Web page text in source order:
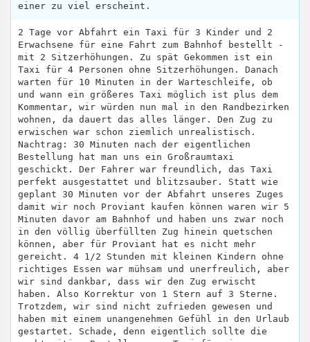
einer zu viel erscheint.
2 Tage vor Abfahrt ein Taxi für 3 Kinder und 2
Erwachsene für eine Fahrt zum Bahnhof bestellt -
mit 2 Sitzerhöhungen. Zu spät Gekommen ist ein
Taxi für 4 Personen ohne Sitzerhöhungen. Danach
warten für 10 Minuten in der Warteschleife, ob
und wann ein größeres Taxi möglich ist plus dem
Kommentar, wir würden nun mal in den Randbezirken
wohnen, da dauert das alles länger. Den Zug zu
erwischen war schon ziemlich unrealistisch.
Nachtrag: 30 Minuten nach der eigentlichen
Bestellung hat man uns ein Großraumtaxi
geschickt. Der Fahrer war freundlich, das Taxi
perfekt ausgestattet und blitzsauber. Statt wie
geplant 30 Minuten vor der Abfahrt unseres Zuges
damit wir noch Proviant kaufen können waren wir 5
Minuten davor am Bahnhof und haben uns zwar noch
in den völlig überfüllten Zug hinein quetschen
können, aber für Proviant hat es nicht mehr
gereicht. 4 1/2 Stunden mit kleinen Kindern ohne
richtiges Essen war mühsam und unerfreulich, aber
wir sind dankbar, dass wir den Zug erwischt
haben. Also Korrektur von 1 Stern auf 3 Sterne.
Trotzdem, wir sind nicht zufrieden gewesen und
haben mit einem unangenehmen Gefühl in den Urlaub
gestartet. Schade, denn eigentlich sollte die